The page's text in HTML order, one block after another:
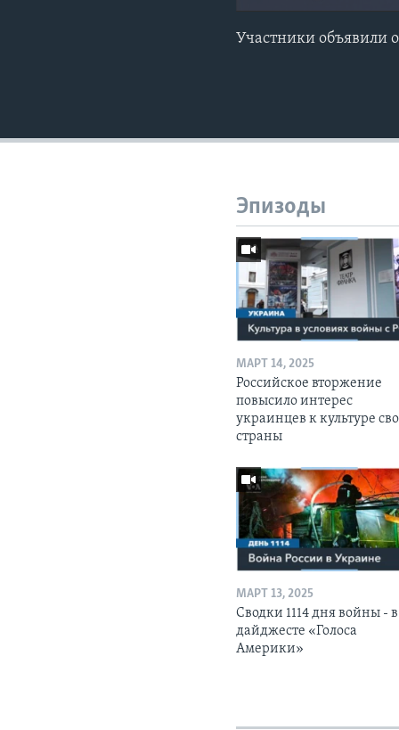
Участники объявили
Эпизоды
МАРТ 14, 2025
Российское вторжение
повысило интерес
украинцев к культуре
страны
МАРТ 13, 2025
Сводки 1114 дня войны - в
дайджесте «Голоса
Америки»